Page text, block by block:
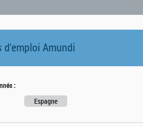
d'emploi Amundi
:
Espagne